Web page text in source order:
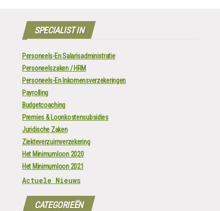
SPECIALIST IN
Personeels-En Salarisadministratie
Personeelszaken / HRM
Personeels-En Inkomensverzekeringen
Payrolling
Budgetcoaching
Premies & Loonkostensubsidies
Juridische Zaken
Ziekteverzuimverzekering
Het Minimumloon 2020
Het Minimumloon 2021
Actuele Nieuws
CATEGORIEËN